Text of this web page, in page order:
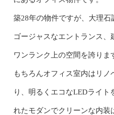
築28年の物件ですが、大理
ゴージャスなエントランス、
ワンランク上の空間を誇りま
もちろんオフィス室内はリ
り、明るくエコなLEDライト
れたモダンでクリーンな内装